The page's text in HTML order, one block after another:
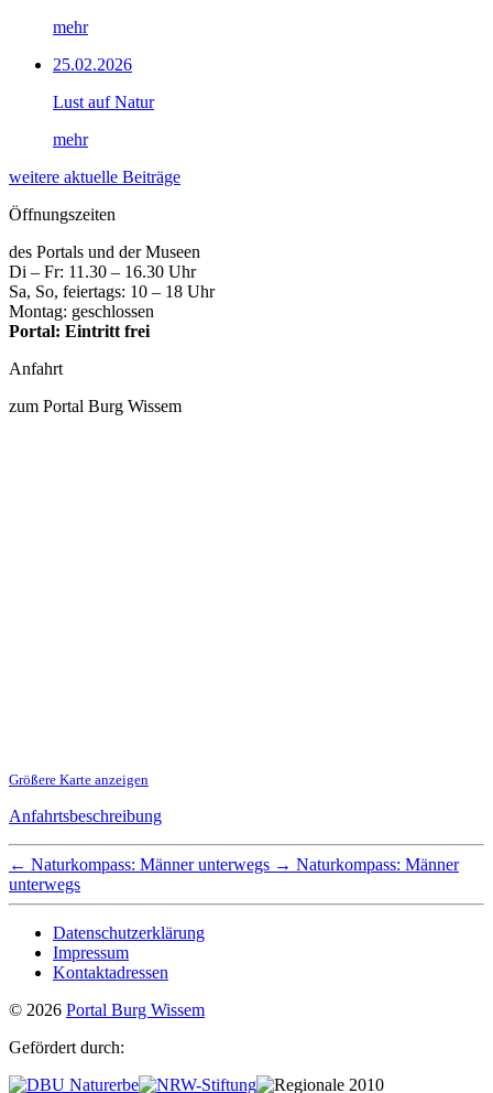
mehr
25.02.2026
Lust auf Natur
mehr
weitere aktuelle Beiträge
Öffnungszeiten
des Portals und der Museen
Di – Fr: 11.30 – 16.30 Uhr
Sa, So, feiertags: 10 – 18 Uhr
Montag: geschlossen
Portal: Eintritt frei
Anfahrt
zum Portal Burg Wissem
Größere Karte anzeigen
Anfahrtsbeschreibung
← Naturkompass: Männer unterwegs → Naturkompass: Männer
unterwegs
Datenschutzerklärung
Impressum
Kontaktadressen
© 2026 Portal Burg Wissem
Gefördert durch: